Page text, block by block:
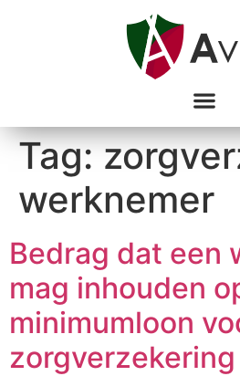
Tag:
werknemer
Bedrag dat een
mag inhouden
minimumloon
zorgverzekering